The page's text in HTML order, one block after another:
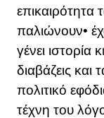
παλιώνουν•
γένει ιστορία
διαβάζεις και
πολιτικό
τέχνη του